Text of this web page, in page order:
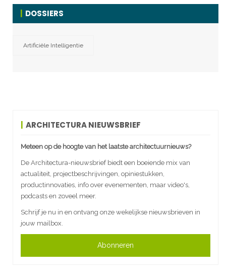
DOSSIERS
Artificiële Intelligentie
ARCHITECTURA NIEUWSBRIEF
Meteen op de hoogte van het laatste architectuurnieuws?
De Architectura-nieuwsbrief biedt een boeiende mix van
actualiteit, projectbeschrijvingen, opiniestukken,
productinnovaties, info over evenementen, maar video's,
podcasts en zoveel meer.
Schrijf je nu in en ontvang onze wekelijkse nieuwsbrieven in
jouw mailbox.
Abonneren